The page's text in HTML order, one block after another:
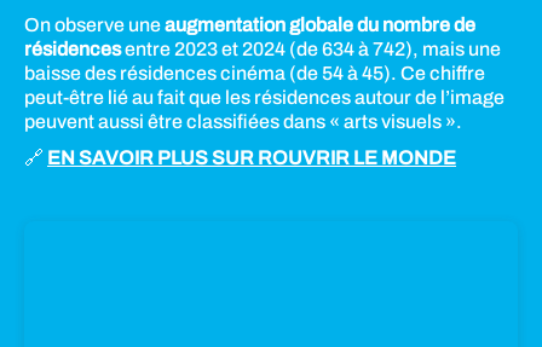
On observe uneaugmentation globale du nombre de
résidencesentre 2023 et 2024 (de 634 à 742), mais une
baisse des résidences cinéma (de 54 à 45). Ce chiffre
peut-être lié au fait que les résidences autour de l’image
peuvent aussi être classifiées dans « arts visuels ».
🔗 EN SAVOIR PLUS SUR ROUVRIR LE MONDE